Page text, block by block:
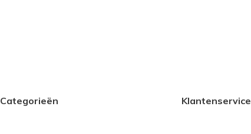
Categorieën Klantenservice